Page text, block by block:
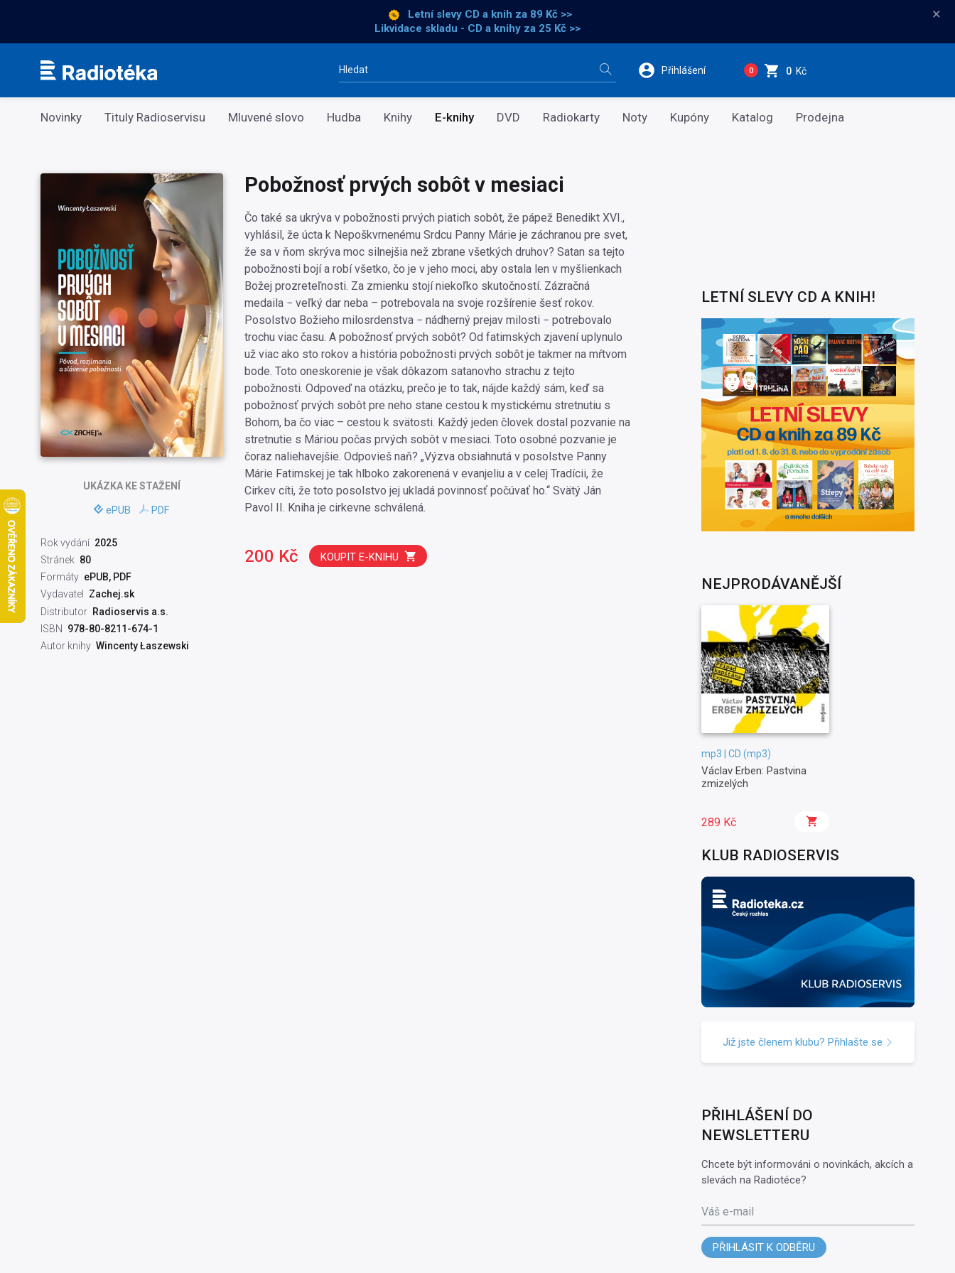
Letní slevy CD a knih za 89 Kč >>
Likvidace skladu - CD a knihy za 25 Kč >>
×
Vyhledávání Přihlášení 0 0 Kč
Kategorie
Novinky Tituly Radioservisu Mluvené slovo Hudba Knihy E-knihy DVD Radiokarty Noty Kupóny Katalog Prodejna
UKÁZKAKE STAŽENÍ
ePUB PDF
Rok vydání 2025
Stránek 80
Formáty ePUB, PDF
Vydavatel
Zachej.sk
Distributor Radioservis a.s.
ISBN
978-80-8211-674-1
Autor knihy Wincenty Łaszewski
Pobožnosť prvých sobôt v mesiaci
Čo také sa ukrýva v pobožnosti prvých piatich sobôt, že pápež Benedikt XVI.,
vyhlásil, že úcta k Nepoškvrnenému Srdcu Panny Márie je záchranou pre svet,
že sa v ňom skrýva moc silnejšia než zbrane všetkých druhov? Satan sa tejto
pobožnosti bojí a robí všetko, čo je v jeho moci, aby ostala len v myšlienkach
Božej prozreteľnosti. Za zmienku stojí niekoľko skutočností. Zázračná
medaila − veľký dar neba – potrebovala na svoje rozšírenie šesť rokov.
Posolstvo Božieho milosrdenstva − nádherný prejav milosti − potrebovalo
trochu viac času. A pobožnosť prvých sobôt? Od fatimských zjavení uplynulo
už viac ako sto rokov a história pobožnosti prvých sobôt je takmer na mŕtvom
bode. Toto oneskorenie je však dôkazom satanovho strachu z tejto
pobožnosti. Odpoveď na otázku, prečo je to tak, nájde každý sám, keď sa
pobožnosť prvých sobôt pre neho stane cestou k mystickému stretnutiu s
Bohom, ba čo viac – cestou k svätosti. Každý jeden človek dostal pozvanie na
stretnutie s Máriou počas prvých sobôt v mesiaci. Toto osobné pozvanie je
čoraz naliehavejšie. Odpovieš naň? „Výzva obsiahnutá v posolstve Panny
Márie Fatimskej je tak hlboko zakorenená v evanjeliu a v celej Tradícii, že
Cirkev cíti, že toto posolstvo jej ukladá povinnosť počúvať ho.“ Svätý Ján
Pavol II. Kniha je cirkevne schválená.
200 Kč KOUPIT E-KNIHU
LETNÍ SLEVY CD A KNIH!
NEJPRODÁVANĚJŠÍ
mp3 | CD (mp3)
Václav Erben: Pastvina
zmizelých
289 Kč
KLUB RADIOSERVIS
Již jste členem klubu? Přihlašte se
PŘIHLÁŠENÍ DO
NEWSLETTERU
Chcete být informováni o novinkách, akcích a
slevách na Radiotéce?
Váš e-mail
PŘIHLÁSIT K ODBĚRU